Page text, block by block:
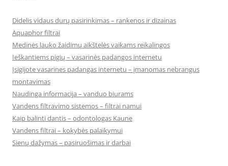
Didelis vidaus durų pasirinkimas – rankenos ir dizainas
Aquaphor filtrai
Medinės lauko žaidimų aikštelės vaikams reikalingos
Ieškantiems pigių – vasarinės padangos internetu
Įsigijote vasarines padangas internetu – įmanomas nebrangus
montavimas
Naudinga informacija – vanduo biurams
Vandens filtravimo sistemos – filtrai namui
Kaip balinti dantis – odontologas Kaune
Vandens filtrai – kokybės palaikymui
Sienų dažymas – pasiruošimas ir darbai